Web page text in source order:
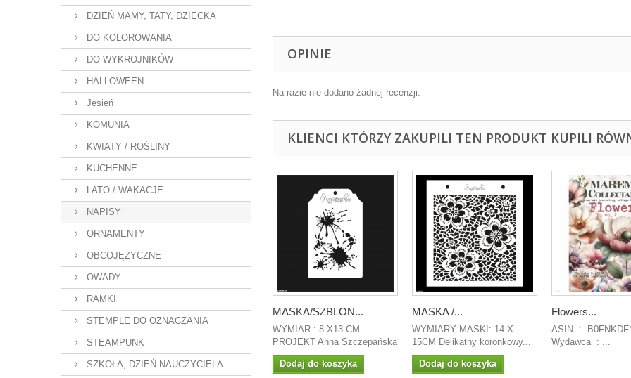
DZIEŃ MAMY, TATY, DZIECKA
DO KOLOROWANIA
DO WYKROJNIKÓW
HALLOWEEN
Jesień
KOMUNIA
KWIATY / ROŚLINY
KUCHENNE
LATO / WAKACJE
NAPISY
ORNAMENTY
OBCOJĘZYCZNE
OWADY
RAMKI
STEMPLE DO OZNACZANIA
STEAMPUNK
SZKOŁA, DZIEŃ NAUCZYCIELA
OPINIE
Na razie nie dodano żadnej recenzji.
KLIENCI KTÓRZY ZAKUPILI TEN PRODUKT KUPILI
MASKA/SZBLON...
WYMIAR : 8 X13 CM
PROJEKT Anna Szczepańska
Dodaj do koszyka
MASKA /...
WYMIARY MASKI: 14 X
15CM Delikatny koronkowy...
Dodaj do koszyka
Flowers...
ASIN ‏ : ‎ B0FNKDFYC8
Wydawca ‏ : ‎...